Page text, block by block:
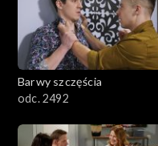
1801–1900
1701–1800
1601–1700
1501–1600
Barwy szczęścia
odc. 2492